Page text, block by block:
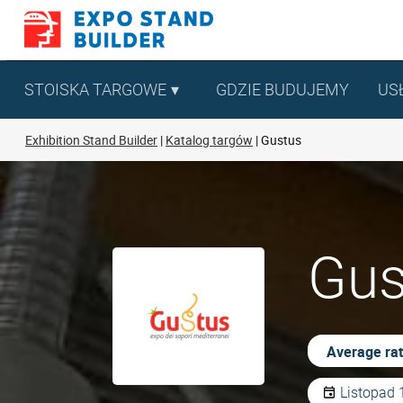
Skip
content
STOISKA TARGOWE GDZIE BUDUJEMY
Exhibition Stand Builder Katalog targów Gustus
Average
Listopad